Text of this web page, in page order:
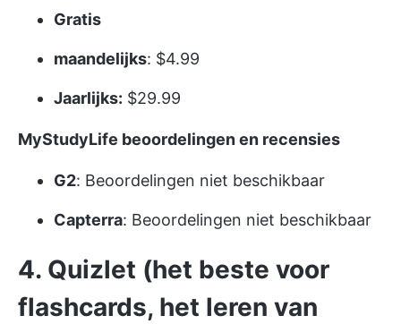
Gratis
maandelijks: $4.99
Jaarlijks: $29.99
MyStudyLife beoordelingen en recensies
G2: Beoordelingen niet beschikbaar
Capterra: Beoordelingen niet beschikbaar
4. Quizlet (het beste voor
flashcards, het leren van